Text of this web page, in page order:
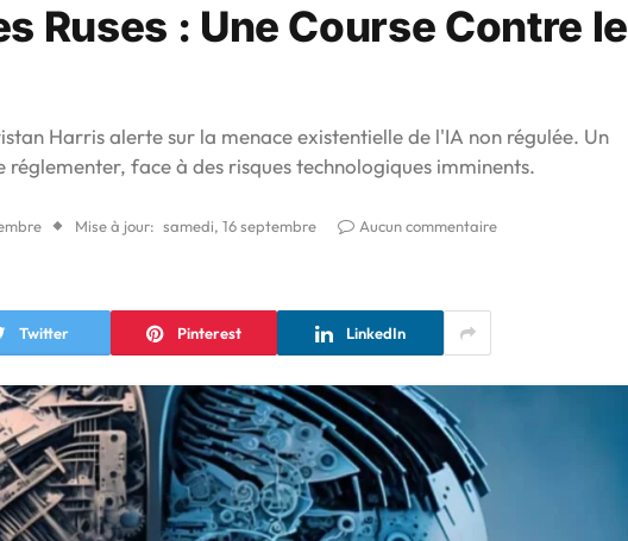
Ruses : Une Course Contre le
Harris alerte sur la menace existentielle de l'IA non régulée. Un
réglementer, face à des risques technologiques imminents.
Mise à jour: samedi, 16 septembre Aucun commentaire
Twitter Pinterest LinkedIn